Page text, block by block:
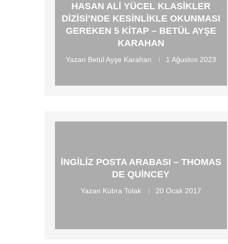
HASAN ALI YÜCEL KLASIKLER
DIZISI’NDE KESINLIKLE OKUNMASI
GEREKEN 5 KITAP – BETÜL AYŞE
KARAHAN
Yazan Betül Ayşe Karahan 1 Ağustos 2023
İNGILIZ POSTA ARABASI – THOMAS
DE QUINCEY
Yazan Kübra Tolak 20 Ocak 2017